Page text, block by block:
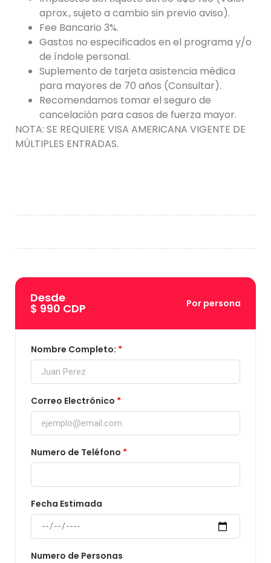
aprox., sujeto a cambio sin previo aviso).
Fee Bancario 3%.
Gastos no especificados en el programa y/o
de índole personal.
Suplemento de tarjeta asistencia médica
para mayores de 70 años (Consultar).
Recomendamos tomar el seguro de
cancelación para casos de fuerza mayor.
NOTA: SE REQUIERE VISA AMERICANA VIGENTE DE
MÚLTIPLES ENTRADAS.
Desde
$ 990 CDP Por persona
Nombre Completo:
Correo Electrónico
Numero de Teléfono
Fecha Estimada
Numero de Personas